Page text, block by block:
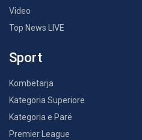
Video
Top News LIVE
Sport
Kombëtarja
Kategoria Superiore
Kategoria e Parë
Premier League